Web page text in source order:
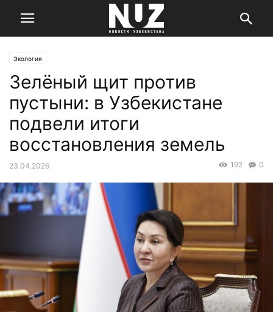
Экология
Зелёный щит против
пустыни: в Узбекистане
подвели итоги
восстановления земель
23.04.2026 0
192